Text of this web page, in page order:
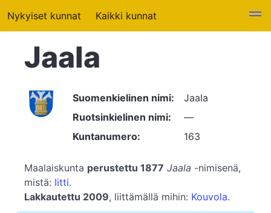
Nykyiset kunnat Kaikki kunnat
Jaala
Suomenkielinen nimi:
Jaala
Ruotsinkielinen nimi:
—
Kuntanumero:
163
Maalaiskunta perustettu 1877 Jaala -nimisenä,
mistä: Iitti.
Lakkautettu 2009, liittämällä mihin: Kouvola.